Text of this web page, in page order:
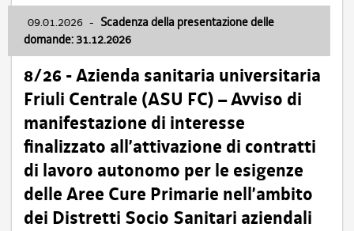
09.01.2026 - Scadenza della presentazione delle
domande: 31.12.2026
8/26 - Azienda sanitaria universitaria
Friuli Centrale (ASU FC) – Avviso di
manifestazione di interesse
finalizzato all’attivazione di contratti
di lavoro autonomo per le esigenze
delle Aree Cure Primarie nell’ambito
dei Distretti Socio Sanitari aziendali